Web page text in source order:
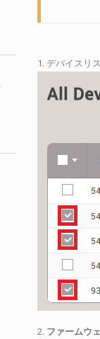
1. デバイスリ
2. ファームウ